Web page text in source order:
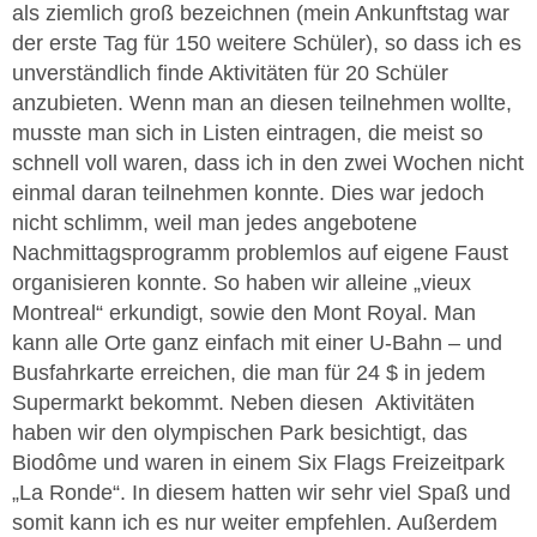
als ziemlich groß bezeichnen (mein Ankunftstag war
der erste Tag für 150 weitere Schüler), so dass ich es
unverständlich finde Aktivitäten für 20 Schüler
anzubieten. Wenn man an diesen teilnehmen wollte,
musste man sich in Listen eintragen, die meist so
schnell voll waren, dass ich in den zwei Wochen nicht
einmal daran teilnehmen konnte. Dies war jedoch
nicht schlimm, weil man jedes angebotene
Nachmittagsprogramm problemlos auf eigene Faust
organisieren konnte. So haben wir alleine „vieux
Montreal“ erkundigt, sowie den Mont Royal. Man
kann alle Orte ganz einfach mit einer U-Bahn – und
Busfahrkarte erreichen, die man für 24 $ in jedem
Supermarkt bekommt. Neben diesen Aktivitäten
haben wir den olympischen Park besichtigt, das
Biodôme und waren in einem Six Flags Freizeitpark
„La Ronde“. In diesem hatten wir sehr viel Spaß und
somit kann ich es nur weiter empfehlen. Außerdem